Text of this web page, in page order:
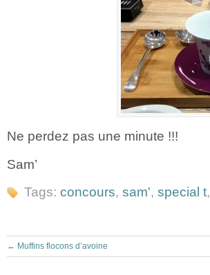
Ne perdez pas une minute !!!
Sam’
Tags: concours, sam', special t,
← Muffins flocons d’avoine